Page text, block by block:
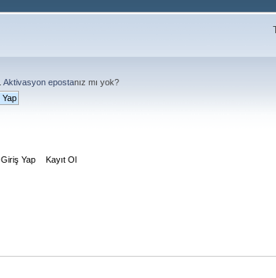
Aktivasyon epostanız mı yok?
Giriş Yap Kayıt Ol